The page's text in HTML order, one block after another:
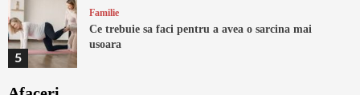
5
Familie
Ce trebuie sa faci pentru a avea o sarcina mai
usoara